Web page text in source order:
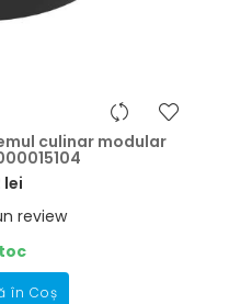
culinar modular
lei
review
în Coș